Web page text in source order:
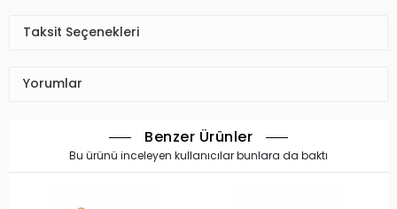
Taksit Seçenekleri
Yorumlar
Benzer Ürünler
Bu ürünü inceleyen kullanıcılar bunlara da baktı